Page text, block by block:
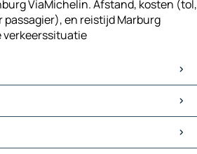
ViaMichelin. Afstand, kosten (tol,
passagier), en reistijd Marburg
verkeerssituatie